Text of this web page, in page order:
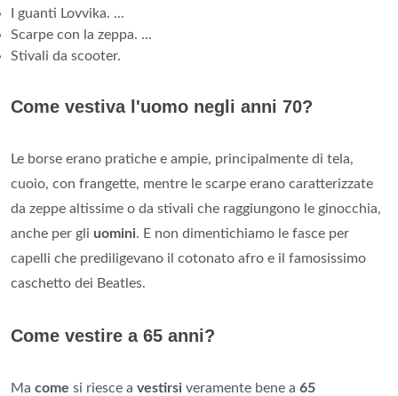
I guanti Lovvika. ...
Scarpe con la zeppa. ...
Stivali da scooter.
Come vestiva l'uomo negli anni 70?
Le borse erano pratiche e ampie, principalmente di tela,
cuoio, con frangette, mentre le scarpe erano caratterizzate
da zeppe altissime o da stivali che raggiungono le ginocchia,
anche per gli uomini. E non dimentichiamo le fasce per
capelli che prediligevano il cotonato afro e il famosissimo
caschetto dei Beatles.
Come vestire a 65 anni?
Ma come si riesce a vestirsi veramente bene a 65